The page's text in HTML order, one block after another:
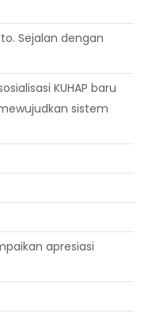
Sejalan dengan
KUHAP baru
sistem
apresiasi